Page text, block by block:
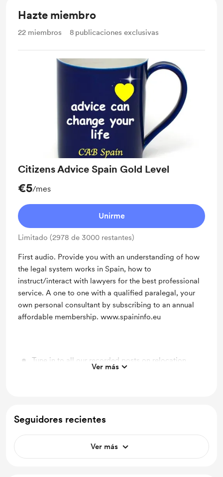
Hazte miembro
22 miembros 8 publicaciones exclusivas
Citizens Advice Spain Gold Level
€5/mes
Unirme
Limitado (2978 de 3000 restantes)
First audio. Provide you with an understanding of how
the legal system works in Spain, how to
instruct/interact with lawyers for the best professional
service. A one to one with a qualified paralegal, your
own personal consultant by subscribing to an annual
affordable membership. www.spaininfo.eu
Tune in to all our recorded posts on relocation,
living in Spain and owning a holiday home
Ver más
Seguidores recientes
Ver más